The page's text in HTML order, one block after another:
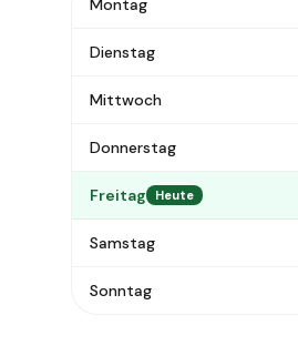
Montag
Dienstag
Mittwoch
Donnerstag
Freitag Heute
Samstag
Sonntag